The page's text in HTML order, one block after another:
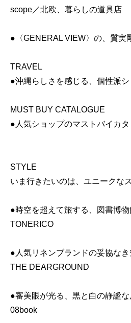
scope／北欧、暮らしの道具店
●〈GENERAL VIEW〉の、質実
TRAVEL
●沖縄らしさを感じる、個性派シ
MUST BUY CATALOGUE
●人気ショップのマストバイカタ
STYLE
いま行きたいのは、ユニークな
●時空を超えて旅する、図書博物
TONERICO
●人気リネンブランドの妥協なき
THE DEARGROUND
●審美眼が光る、黒と白の静謐な
08book